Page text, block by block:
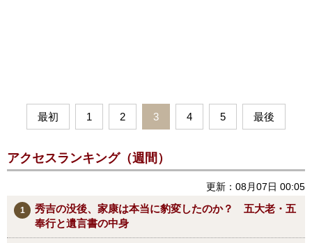
最初 1 2 3 4 5 最後
アクセスランキング（週間）
更新：08月07日 00:05
秀吉の没後、家康は本当に豹変したのか？ 五大老・五
奉行と遺言書の中身